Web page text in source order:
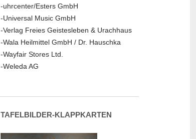
-uhrcenter/Esters GmbH
-Universal Music GmbH
-Verlag Freies Geistesleben & Urachhaus
-Wala Heilmittel GmbH / Dr. Hauschka
-Wayfair Stores Ltd.
-Weleda AG
TAFELBILDER-KLAPPKARTEN